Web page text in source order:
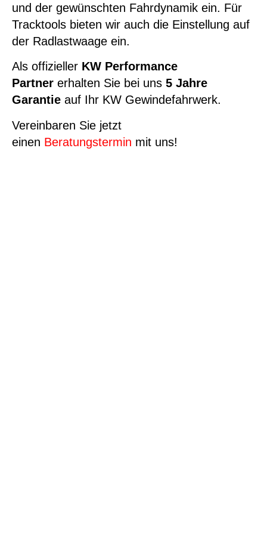
und der gewünschten Fahrdynamik ein. Für
Tracktools bieten wir auch die Einstellung auf
der Radlastwaage ein.
Als offizieller KW Performance
Partner erhalten Sie bei uns 5 Jahre
Garantie auf Ihr KW Gewindefahrwerk.
Vereinbaren Sie jetzt
einen Beratungstermin mit uns!